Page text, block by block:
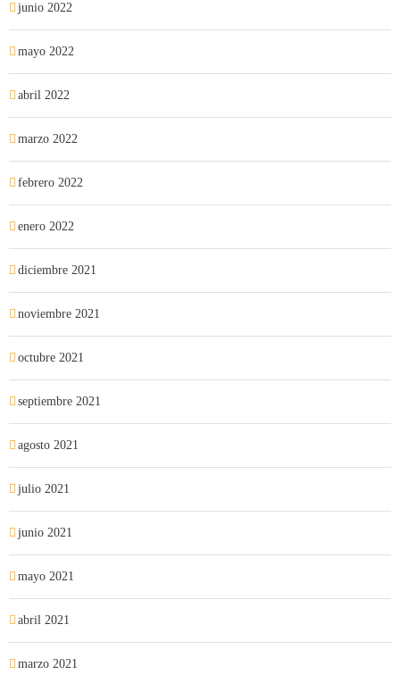
junio 2022
mayo 2022
abril 2022
marzo 2022
febrero 2022
enero 2022
diciembre 2021
noviembre 2021
octubre 2021
septiembre 2021
agosto 2021
julio 2021
junio 2021
mayo 2021
abril 2021
marzo 2021